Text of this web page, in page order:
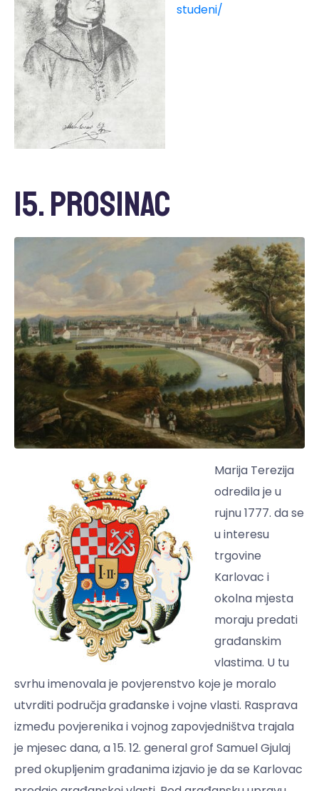
studeni/
15. prosinac
Marija Terezija
odredila je u
rujnu 1777. da se
u interesu
trgovine
Karlovac i
okolna mjesta
moraju predati
građanskim
vlastima. U tu
svrhu imenovala je povjerenstvo koje je moralo
utvrditi područja građanske i vojne vlasti. Rasprava
između povjerenika i vojnog zapovjedništva trajala
je mjesec dana, a 15. 12. general grof Samuel Gjulaj
pred okupljenim građanima izjavio je da se Karlovac